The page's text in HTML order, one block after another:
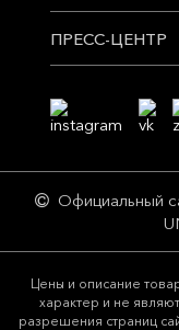
ПРЕСС-ЦЕНТР
Официальный
Цeны и описание
харaктер и не
разрешения страниц